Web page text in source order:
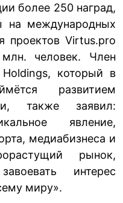
более 250 наград,
на международных
проектов Virtus.pro
человек. Член
Holdings, который в
развитием
также заявил:
явление,
медиабизнеса и
рынок,
интерес
миру».